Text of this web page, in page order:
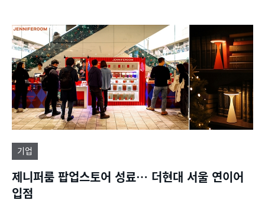
기업
제니퍼룸 팝업스토어 성료… 더현대 서울 연이어
입점